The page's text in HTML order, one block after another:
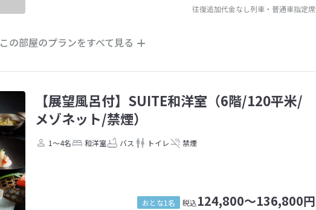
往復追加代金なし列車・普通車指定席
この部屋のプランをすべて見る
【展望風呂付】SUITE和洋室（6階/120平米/
メゾネット/禁煙）
1～4名 和洋室 バス トイレ 禁煙
おとな1名 税込124,800～136,800円